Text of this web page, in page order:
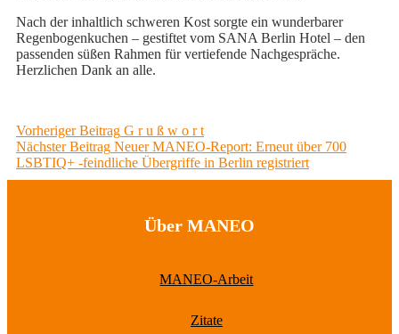
Nach der inhaltlich schweren Kost sorgte ein wunderbarer
Regenbogenkuchen – gestiftet vom SANA Berlin Hotel – den
passenden süßen Rahmen für vertiefende Nachgespräche.
Herzlichen Dank an alle.
Beitragsnavigation
Vorheriger Beitrag Previous
post:
G r u ß w o r t
Nächster Beitrag Next
post:
Neuer MANEO-Report: Erneut über 700
LSBTIQ+ -feindliche Übergriffe in Berlin registriert
Über MANEO
MANEO-Arbeit
Zitate